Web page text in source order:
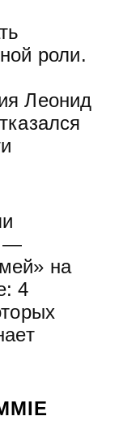
роли.
Леонид
—
на
4